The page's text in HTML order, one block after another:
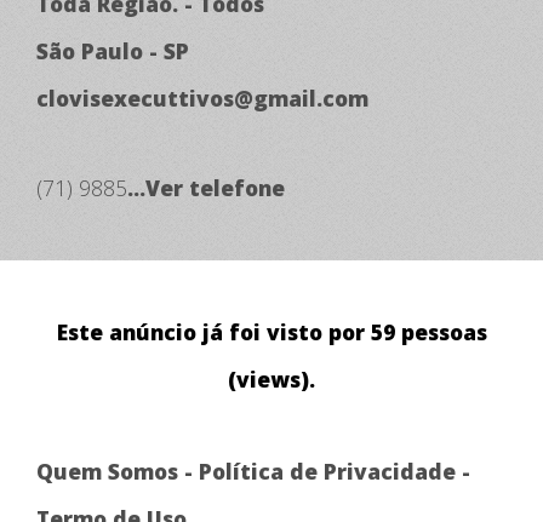
São Paulo - SP
clovisexecuttivos@gmail.com
(71) 9885...Ver telefone
Este anúncio já foi visto por 59 pessoas
(views).
Quem Somos - Política de Privacidade -